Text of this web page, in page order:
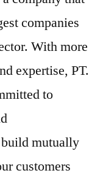
companies
With more
expertise, PT.
to
mutually
customers